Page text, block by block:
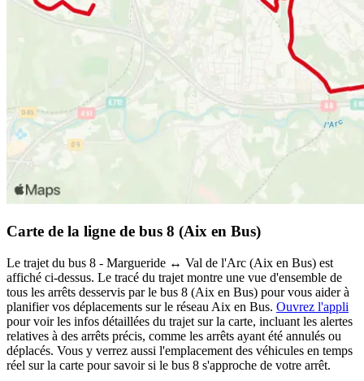
Carte de la ligne de bus 8 (Aix en Bus)
Le trajet du bus 8 - Margueride ↔ Val de l'Arc (Aix en Bus) est
affiché ci-dessus. Le tracé du trajet montre une vue d'ensemble de
tous les arrêts desservis par le bus 8 (Aix en Bus) pour vous aider à
planifier vos déplacements sur le réseau Aix en Bus. Ouvrez l'appli
pour voir les infos détaillées du trajet sur la carte, incluant les alertes
relatives à des arrêts précis, comme les arrêts ayant été annulés ou
déplacés. Vous y verrez aussi l'emplacement des véhicules en temps
réel sur la carte pour savoir si le bus 8 s'approche de votre arrêt.